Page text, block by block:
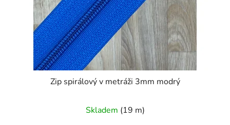
Zip spirálový v metráži 3mm modrý
Skladem (19 m)